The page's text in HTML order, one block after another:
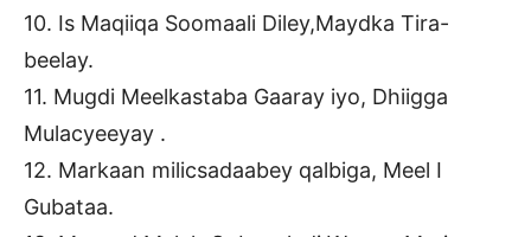
10. Is Maqiiqa Soomaali Diley,Maydka Tira-
beelay.
11. Mugdi Meelkastaba Gaaray iyo, Dhiigga
Mulacyeeyay .
12. Markaan milicsadaabey qalbiga, Meel I
Gubataa.